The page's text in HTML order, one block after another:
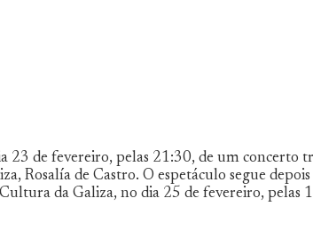
23 de fevereiro, pelas 21:30, de um concerto
Rosalía de Castro. O espetáculo segue
da Galiza, no dia 25 de fevereiro, pelas